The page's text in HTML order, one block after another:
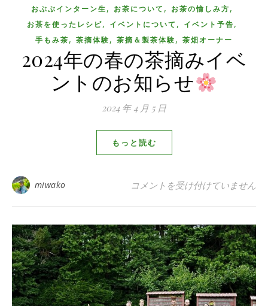
おぶぶインターン生, お茶について , お茶の愉しみ方,
お茶を使ったレシピ, イベントについて , イベント予告,
手もみ茶, 茶摘体験, 茶摘＆製茶体験, 茶畑オーナー
2024年の春の茶摘みイベ
ントのお知らせ
2024 年 4 月 5 日
もっと読む
miwako 2024年の春の茶摘みイベントの
コメントを受け付けていません